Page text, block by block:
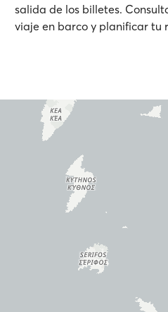
salida de los billetes.
viaje en barco y planificar tu